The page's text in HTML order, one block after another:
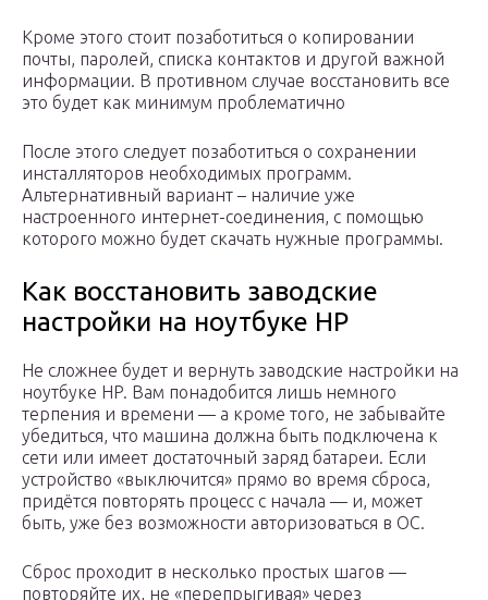
Кроме этого стоит позаботиться о копировании
почты, паролей, списка контактов и другой важной
информации. В противном случае восстановить все
это будет как минимум проблематично
После этого следует позаботиться о сохранении
инсталляторов необходимых программ.
Альтернативный вариант – наличие уже
настроенного интернет-соединения, с помощью
которого можно будет скачать нужные программы.
Как восстановить заводские
настройки на ноутбуке HP
Не сложнее будет и вернуть заводские настройки на
ноутбуке HP. Вам понадобится лишь немного
терпения и времени — а кроме того, не забывайте
убедиться, что машина должна быть подключена к
сети или имеет достаточный заряд батареи. Если
устройство «выключится» прямо во время сброса,
придётся повторять процесс с начала — и, может
быть, уже без возможности авторизоваться в ОС.
Сброс проходит в несколько простых шагов —
повторяйте их, не «перепрыгивая» через